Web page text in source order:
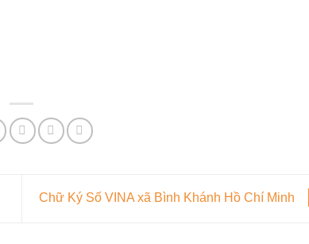
Chữ Ký Số VINA xã Bình Khánh Hồ Chí Minh